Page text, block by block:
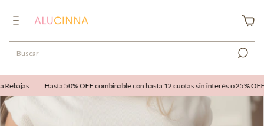
Hasta 50% OFF combinable con hasta 12 cuotas sin interés o 25% OFF